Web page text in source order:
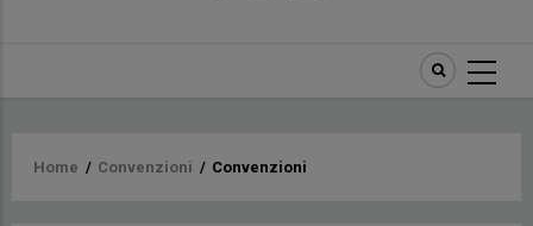
Briciole
Home / Convenzioni / Convenzioni